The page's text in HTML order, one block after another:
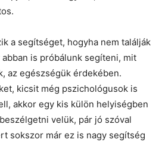
a segítséget, hogyha nem találják
is próbálunk segíteni, mit
az egészségük érdekében.
kicsit még pszichológusok is
akkor egy kis külön helyiségben
velük, pár jó szóval
sokszor már ez is nagy segítség